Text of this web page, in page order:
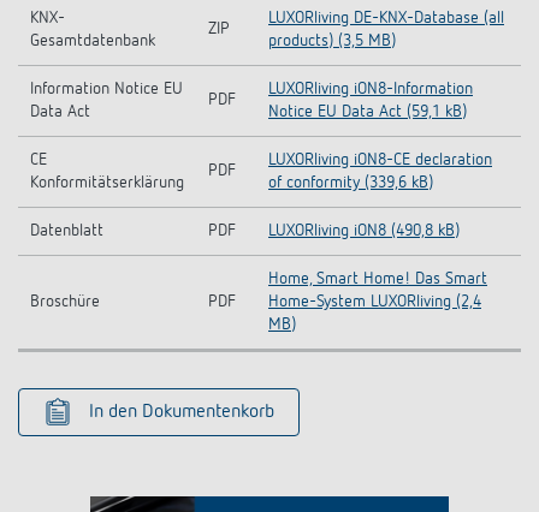
KNX-
Gesamtdatenbank
ZIP
LUXORliving DE-KNX-Database (all
products) (3,5 MB)
Information Notice EU
Data Act
PDF
LUXORliving iON8-Information
Notice EU Data Act (59,1 kB)
CE
Konformitätserklärung
PDF
LUXORliving iON8-CE declaration
of conformity (339,6 kB)
Datenblatt PDF LUXORliving iON8 (490,8 kB)
Broschüre PDF
Home, Smart Home! Das Smart
Home-System LUXORliving (2,4
MB)
In den Dokumentenkorb